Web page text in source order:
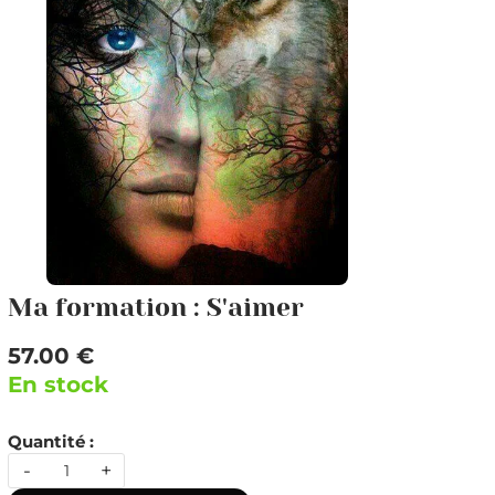
Ma formation : S'aimer
57.00 €
En stock
Quantité :
- +